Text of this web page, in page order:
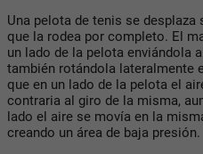
Una pelota de tenis se desplaza
que la rodea por completo. El
un lado de la pelota enviándola
también rotándola lateralmente
que en un lado de la pelota el
contraria al giro de la misma,
lado el aire se movía en la
creando un área de baja presión.